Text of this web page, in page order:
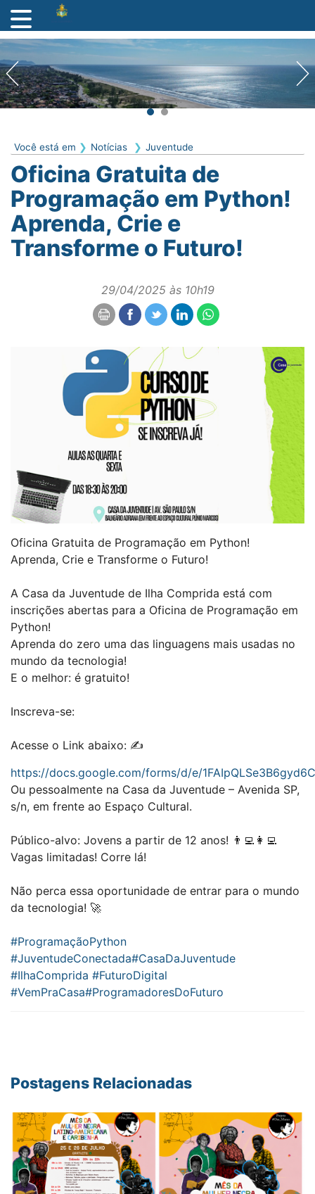
Você está em Notícias Juventude
Oficina Gratuita de
Programação em Python!
Aprenda, Crie e
Transforme o Futuro!
29/04/2025 às 10h19
Oficina Gratuita de Programação em Python!
Aprenda, Crie e Transforme o Futuro!
A Casa da Juventude de Ilha Comprida está com
inscrições abertas para a Oficina de Programação em
Python!
Aprenda do zero uma das linguagens mais usadas no
mundo da tecnologia!
E o melhor: é gratuito!
Inscreva-se:
Acesse o Link abaixo: ✍️
https://docs.google.com/forms/d/e/
Ou pessoalmente na Casa da Juventude – Avenida SP,
s/n, em frente ao Espaço Cultural.
Público-alvo: Jovens a partir de 12 anos! 👨‍💻👩‍💻
Vagas limitadas! Corre lá!
Não perca essa oportunidade de entrar para o mundo
da tecnologia! 🚀
#ProgramaçãoPython
#JuventudeConectada#CasaDaJuventude
#IlhaComprida #FuturoDigital
#VemPraCasa#ProgramadoresDoFuturo
Postagens Relacionadas